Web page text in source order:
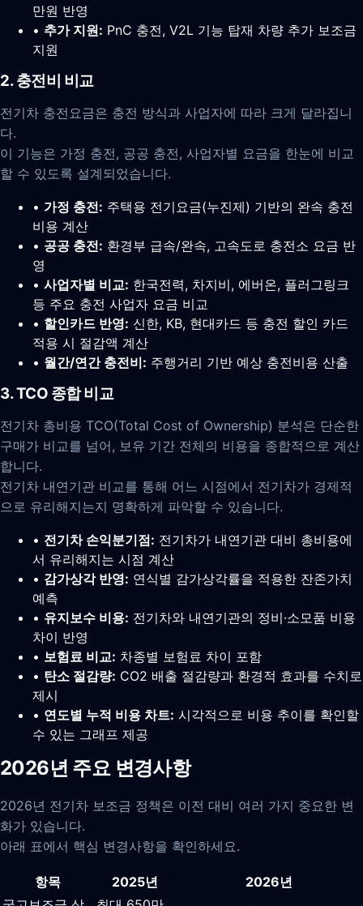
만원 반영
• 추가 지원: PnC 충전, V2L 기능 탑재 차량 추가 보조금
지원
2. 충전비 비교
전기차 충전요금은 충전 방식과 사업자에 따라 크게 달라집니
다.
이 기능은 가정 충전, 공공 충전, 사업자별 요금을 한눈에 비교
할 수 있도록 설계되었습니다.
• 가정 충전: 주택용 전기요금(누진제) 기반의 완속 충전
비용 계산
• 공공 충전: 환경부 급속/완속, 고속도로 충전소 요금 반
영
• 사업자별 비교: 한국전력, 차지비, 에버온, 플러그링크
등 주요 충전 사업자 요금 비교
• 할인카드 반영: 신한, KB, 현대카드 등 충전 할인 카드
적용 시 절감액 계산
• 월간/연간 충전비: 주행거리 기반 예상 충전비용 산출
3. TCO 종합 비교
전기차 총비용 TCO(Total Cost of Ownership) 분석은 단순한
구매가 비교를 넘어, 보유 기간 전체의 비용을 종합적으로 계산
합니다.
전기차 내연기관 비교를 통해 어느 시점에서 전기차가 경제적
으로 유리해지는지 명확하게 파악할 수 있습니다.
• 전기차 손익분기점: 전기차가 내연기관 대비 총비용에
서 유리해지는 시점 계산
• 감가상각 반영: 연식별 감가상각률을 적용한 잔존가치
예측
• 유지보수 비용: 전기차와 내연기관의 정비·소모품 비용
차이 반영
• 보험료 비교: 차종별 보험료 차이 포함
• 탄소 절감량: CO2 배출 절감량과 환경적 효과를 수치로
제시
• 연도별 누적 비용 차트: 시각적으로 비용 추이를 확인할
수 있는 그래프 제공
2026년 주요 변경사항
2026년 전기차 보조금 정책은 이전 대비 여러 가지 중요한 변
화가 있습니다.
아래 표에서 핵심 변경사항을 확인하세요.
항목 2025년
2026년